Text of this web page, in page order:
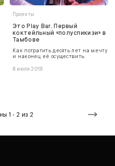
Проекты
Это Play Bar. Первый
коктейльный «полуспикизи» в
Тамбове
Как потратить десять лет на мечту
и наконец её осуществить.
8 июля 2019
1 - 2 из 2